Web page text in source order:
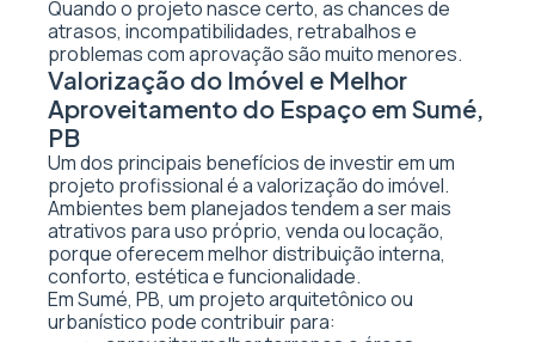
Quando o projeto nasce certo, as chances de
atrasos, incompatibilidades, retrabalhos e
problemas com aprovação são muito menores.
Valorização do Imóvel e Melhor
Aproveitamento do Espaço em Sumé,
PB
Um dos principais benefícios de investir em um
projeto profissional é a valorização do imóvel.
Ambientes bem planejados tendem a ser mais
atrativos para uso próprio, venda ou locação,
porque oferecem melhor distribuição interna,
conforto, estética e funcionalidade.
Em Sumé, PB, um projeto arquitetônico ou
urbanístico pode contribuir para: